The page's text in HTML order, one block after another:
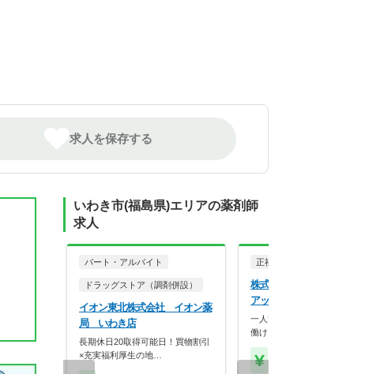
求人を保存する
いわき市(福島県)エリアの薬剤師
求人
パート・アルバイト
ドラッグストア（調剤併設）
イオン東北株式会社 イオン薬
局 いわき店
長期休日20取得可能日！買物割引
×充実福利厚生の地…
正社員
株式会社アップルケアネ
アップル薬局 長橋店
一人ひとりの個性を生かしな
働ける調剤薬局です。…